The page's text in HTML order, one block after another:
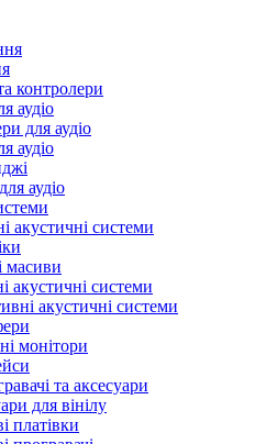
контролери
аудіо
для аудіо
аудіо
аудіо
акустичні системи
масиви
акустичні системи
акустичні системи
монітори
та аксесуари
для вінілу
платівки